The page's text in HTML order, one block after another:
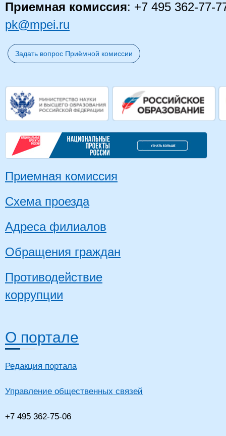
Приемная комиссия: +7 495 362-77-
pk@mpei.ru
Задать вопрос Приёмной комиссии
Приемная комиссия
Схема проезда
Адреса филиалов
Обращения граждан
Противодействие
коррупции
О портале
Редакция портала
Управление общественных связей
+7 495 362-75-06